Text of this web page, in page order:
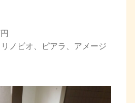
リノビオ、ピアラ、アメージ